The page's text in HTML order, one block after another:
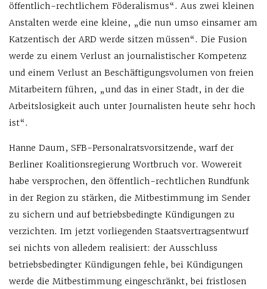
öffentlich-rechtlichem Föderalismus“. Aus zwei kleinen
Anstalten werde eine kleine, „die nun umso einsamer am
Katzentisch der ARD werde sitzen müssen“. Die Fusion
werde zu einem Verlust an journalistischer Kompetenz
und einem Verlust an Beschäftigungsvolumen von freien
Mitarbeitern führen, „und das in einer Stadt, in der die
Arbeitslosigkeit auch unter Journalisten heute sehr hoch
ist“.
Hanne Daum, SFB-Personalratsvorsitzende, warf der
Berliner Koalitionsregierung Wortbruch vor. Wowereit
habe versprochen, den öffentlich-rechtlichen Rundfunk
in der Region zu stärken, die Mitbestimmung im Sender
zu sichern und auf betriebsbedingte Kündigungen zu
verzichten. Im jetzt vorliegenden Staatsvertragsentwurf
sei nichts von alledem realisiert: der Ausschluss
betriebsbedingter Kündigungen fehle, bei Kündigungen
werde die Mitbestimmung eingeschränkt, bei fristlosen